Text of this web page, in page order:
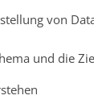
von
und die